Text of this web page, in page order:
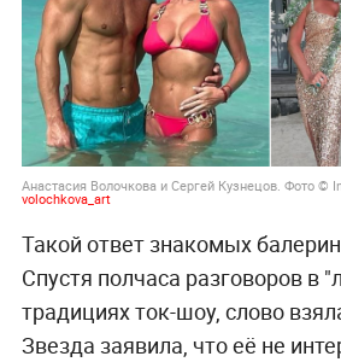
Анастасия Волочкова и Сергей Кузнецов. Фото ©
volochkova_art
Такой ответ знакомых
Спустя полчаса разговоров в
традициях ток-шоу, слово
Звезда заявила, что её не